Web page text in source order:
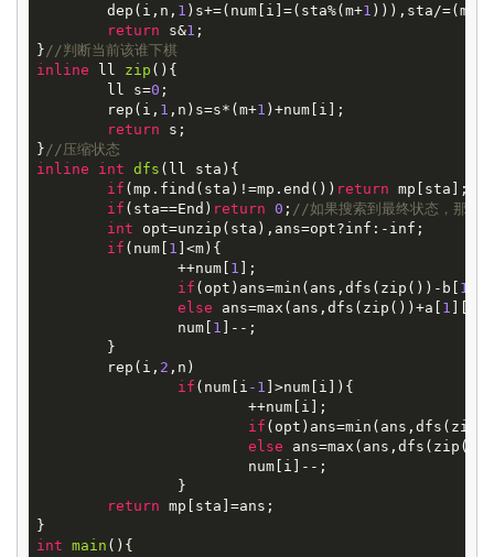
	dep(i,n,
1 )s+=(num[i]=(sta%(m+1 ))),sta/=(m+
return s&1 ;
} //判断当前该谁下棋
inline ll zip () {
	ll s=
0 ;
	rep(i,
1 ,n)s=s*(m+1 )+num[i];
return s;
} //压缩状态
inline
int dfs (ll sta) {
if (mp.find(sta)!=mp.end()) return mp[sta];
if (sta==End) return 0 ; //如果搜索到最终状态，那么
int opt=unzip(sta),ans=opt?inf:-inf;
if (num[ 1 ]<m){
		++num[
1 ];
if (opt)ans=min(ans,dfs(zip())-b[ 1
else ans=max(ans,dfs(zip())+a[ 1
		num[
1 ]--;
	rep(i,
2 ,n)
if (num[i -1 ]>num[i]){
if
else
return mp[sta]=ans;
int main () {